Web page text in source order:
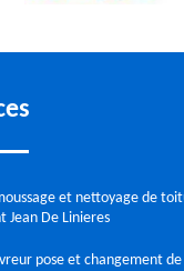
et nettoyage de
Jean De Linieres
pose et changement